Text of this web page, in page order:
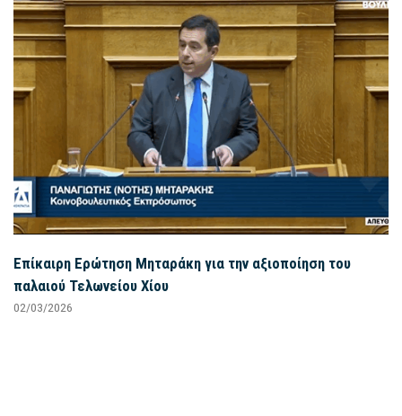
Επίκαιρη Ερώτηση Μηταράκη για την αξιοποίηση του
παλαιού Τελωνείου Χίου
02/03/2026